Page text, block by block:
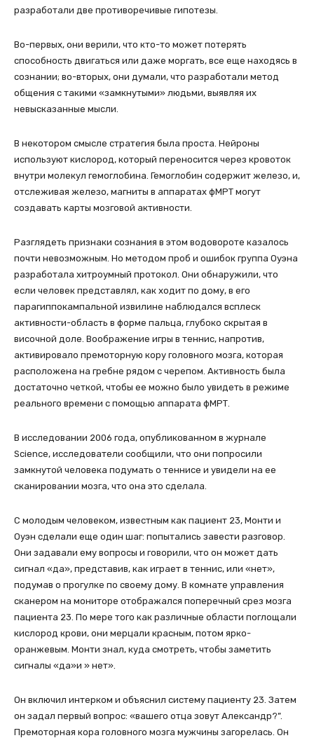
разработали две противоречивые гипотезы.
Во-первых, они верили, что кто-то может потерять
способность двигаться или даже моргать, все еще находясь в
сознании; во-вторых, они думали, что разработали метод
общения с такими «замкнутыми» людьми, выявляя их
невысказанные мысли.
В некотором смысле стратегия была проста. Нейроны
используют кислород, который переносится через кровоток
внутри молекул гемоглобина. Гемоглобин содержит железо, и,
отслеживая железо, магниты в аппаратах фМРТ могут
создавать карты мозговой активности.
Разглядеть признаки сознания в этом водовороте казалось
почти невозможным. Но методом проб и ошибок группа Оуэна
разработала хитроумный протокол. Они обнаружили, что
если человек представлял, как ходит по дому, в его
парагиппокампальной извилине наблюдался всплеск
активности-область в форме пальца, глубоко скрытая в
височной доле. Воображение игры в теннис, напротив,
активировало премоторную кору головного мозга, которая
расположена на гребне рядом с черепом. Активность была
достаточно четкой, чтобы ее можно было увидеть в режиме
реального времени с помощью аппарата фМРТ.
В исследовании 2006 года, опубликованном в журнале
Science, исследователи сообщили, что они попросили
замкнутой человека подумать о теннисе и увидели на ее
сканировании мозга, что она это сделала.
С молодым человеком, известным как пациент 23, Монти и
Оуэн сделали еще один шаг: попытались завести разговор.
Они задавали ему вопросы и говорили, что он может дать
сигнал «да», представив, как играет в теннис, или «нет»,
подумав о прогулке по своему дому. В комнате управления
сканером на мониторе отображался поперечный срез мозга
пациента 23. По мере того как различные области поглощали
кислород крови, они мерцали красным, потом ярко-
оранжевым. Монти знал, куда смотреть, чтобы заметить
сигналы «да»и » нет».
Он включил интерком и объяснил систему пациенту 23. Затем
он задал первый вопрос: «вашего отца зовут Александр?”.
Премоторная кора головного мозга мужчины загорелась. Он